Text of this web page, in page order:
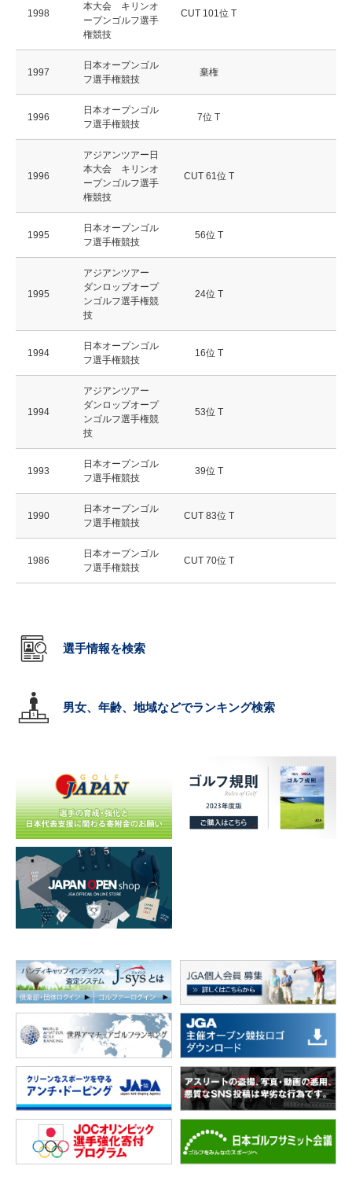
1998
本大会 キリンオ
ープンゴルフ選手
権競技
CUT 101位 T
1997
日本オープンゴル
フ選手権競技
棄権
1996
日本オープンゴル
フ選手権競技
7位 T
1996
アジアンツアー日
本大会 キリンオ
ープンゴルフ選手
権競技
CUT 61位 T
1995
日本オープンゴル
フ選手権競技
56位 T
1995
アジアンツアー
ダンロップオープ
ンゴルフ選手権競
技
24位 T
1994
日本オープンゴル
フ選手権競技
16位 T
1994
アジアンツアー
ダンロップオープ
ンゴルフ選手権競
技
53位 T
1993
日本オープンゴル
フ選手権競技
39位 T
1990
日本オープンゴル
フ選手権競技
CUT 83位 T
1986
日本オープンゴル
フ選手権競技
CUT 70位 T
選手情報を検索
男女、年齢、地域などでランキング検索